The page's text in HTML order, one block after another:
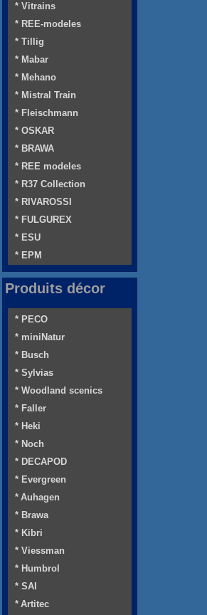
* Vitrains
* REE-modeles
* Tillig
* Mabar
* Mehano
* Mistral Train
* Fleischmann
* OSKAR
* BRAWA
* REE modeles
* R37 Collection
* RIVAROSSI
* FULGUREX
* ESU
* EPM
Produits décor
* PECO
* miniNatur
* Busch
* Sylvias
* Woodland scenics
* Faller
* Heki
* Noch
* DECAPOD
* Evergreen
* Auhagen
* Brawa
* Kibri
* Viessman
* Humbrol
* SAI
* Artitec